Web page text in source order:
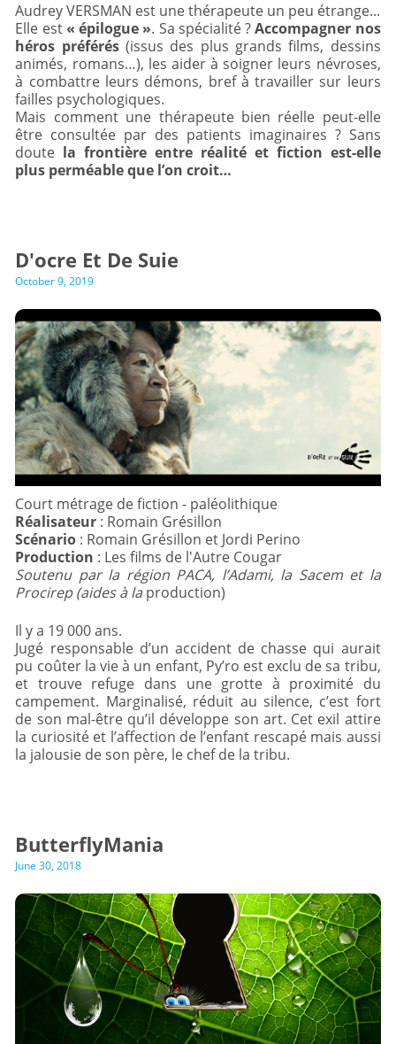
Audrey VERSMAN est une thérapeute un peu étrange...
Elle est« épilogue ». Sa spécialité ?Accompagner nos
héros préférés(issus des plus grands films, dessins
animés, romans…), les aider à soigner leurs névroses,
à combattre leurs démons, bref à travailler sur leurs
failles psychologiques.
Mais comment une thérapeute bien réelle peut-elle
être consultée par des patients imaginaires ? Sans
doute la frontière entre réalité et fiction est-elle
plus perméable que l’on croit…
D'ocre Et De Suie
October 9, 2019
Réalisateur
Scénario
Production
Soutenu par la région PACA, l’Adami, la Sacem et la
Procirep (aides à laproduction)
Il y a 19 000 ans.
Jugé responsable d’un accident de chasse qui aurait
pu coûter la vie à un enfant, Py’ro est exclu de sa tribu,
et trouve refuge dans une grotte à proximité du
campement. Marginalisé, réduit au silence, c’est fort
de son mal-être qu’il développe son art. Cet exil attire
la curiosité et l’affection de l’enfant rescapé mais aussi
la jalousie de son père, le chef de la tribu.
ButterflyMania
June 30, 2018